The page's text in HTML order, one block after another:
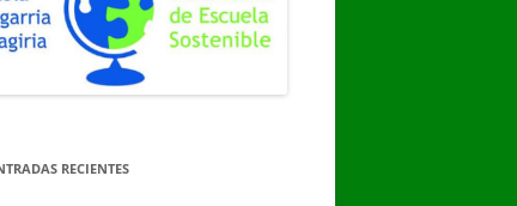
RECIENTES